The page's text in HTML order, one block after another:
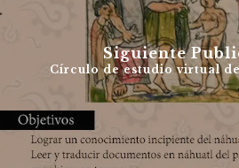
Siguiente
Círculo de estudio virtual